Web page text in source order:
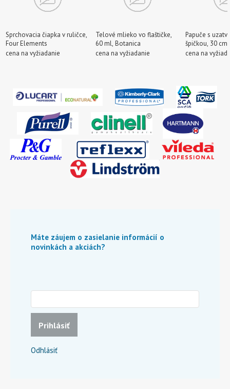
Sprchovacia čiapka v ruličce,
Four Elements
cena na vyžiadanie
Telové mlieko vo flaštičke,
60 ml, Botanica
cena na vyžiadanie
Papuče s
špičkou, 30
cena na
Máte záujem o zasielanie informácií o
novinkách a akciách?
Prihlásiť
Odhlásiť